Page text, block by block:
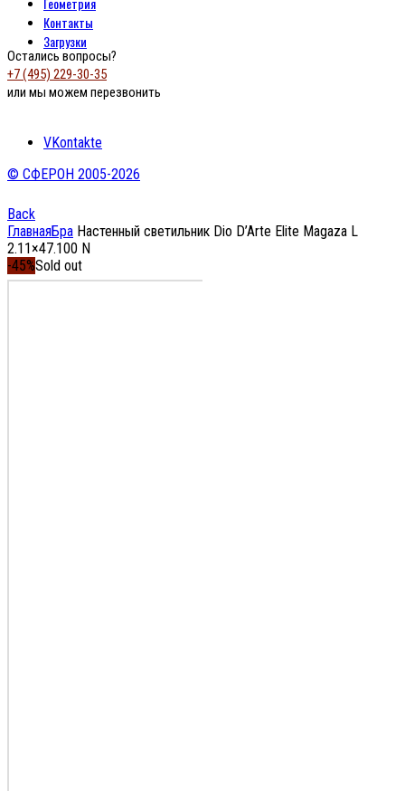
Контакты
Загрузки
Остались вопросы?
+7 (495) 229-30-35
или мы можем перезвонить
VKontakte
© СФЕРОН 2005-2026
Back
ГлавнаяБра Настенный светильник Dio D’Arte Elite Magaza L
2.11×47.100 N
-45%Sold out